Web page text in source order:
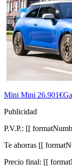
Mini Mini 26.901€
Publicidad
P.V.P.: [[
Te ahorras [[
Precio final: [[